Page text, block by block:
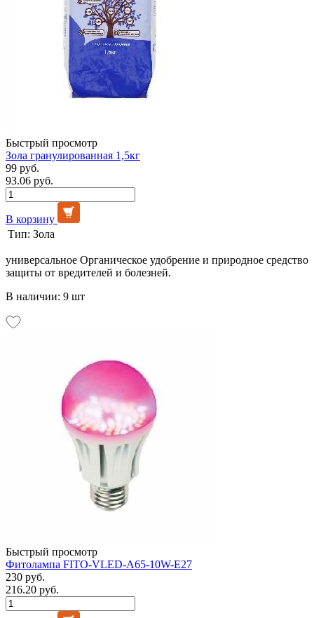
Быстрый просмотр
Зола гранулированная 1,5кг
99 руб.
93.06 руб.
В корзину
Тип: Зола
универсальное Органическое удобрение и природное средство
защиты от вредителей и болезней.
В наличии: 9 шт
Быстрый просмотр
Фитолампа FITO-VLED-A65-10W-E27
230 руб.
216.20 руб.